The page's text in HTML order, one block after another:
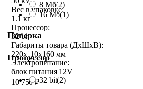
8 Мб(2)
16 Мб(1)
Поверка
Процессор
32 bit(2)
Вес в упаковке:
1.1 кг
Процессор:
32 bit
Габариты товара (ДxШxВ):
220x110x160 мм
Электропитание:
блок питания 12V
10 750₽